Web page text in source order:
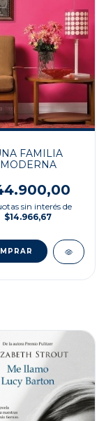
FAMILIA
MODERNA
sin interés de
$14.966,67